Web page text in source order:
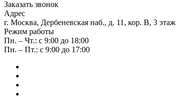
Заказать звонок
Адрес
г. Москва, Дербеневская наб., д. 11, кор. В, 3 этаж
Режим работы
Пн. – Чт.: с 9:00 до 18:00
Пн. – Пт.: с 9:00 до 17:00